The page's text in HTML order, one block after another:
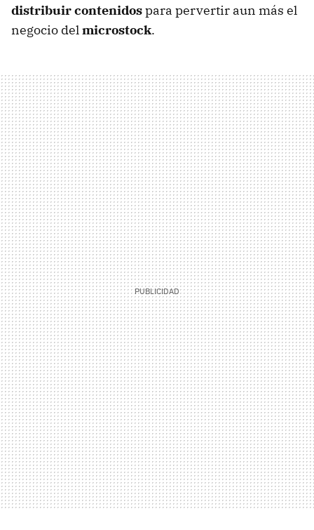
distribuir contenidospara pervertir aun más el
negocio delmicrostock.